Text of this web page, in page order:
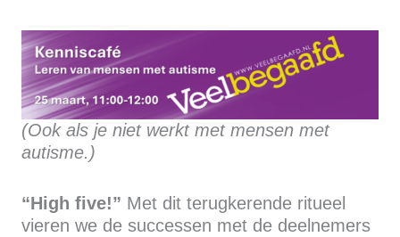
(Ook als je niet werkt met mensen met
autisme.)
“High five!” Met dit terugkerende ritueel
vieren we de successen met de deelnemers